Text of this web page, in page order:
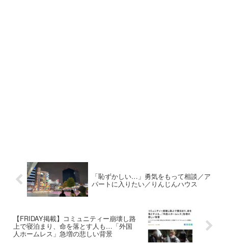
「恥ずかしい…」勇気をもって相談／ア
パートに入りたい／りんじんハウス
【FRIDAY掲載】コミュニティー崩壊し路
上で寝泊まり、命を落とす人も…「外国
人ホームレス」急増の悲しい背景